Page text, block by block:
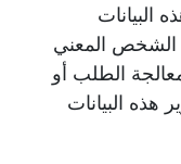
البيانات
الشخص المعني
الطلب أو
هذه البيانات